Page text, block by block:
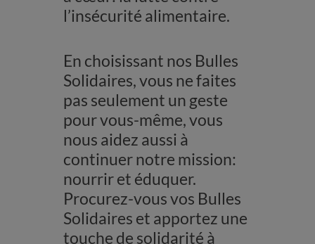
l’insécurité alimentaire.
En choisissant nos Bulles
Solidaires, vous ne faites
pas seulement un geste
pour vous-même, vous
nous aidez aussi à
continuer notre mission:
nourrir et éduquer.
Procurez-vous vos Bulles
Solidaires et apportez une
touche de solidarité à